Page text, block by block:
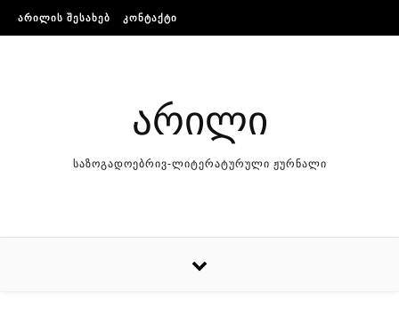
Skip to content
ᲐᲠᲘᲚᲘᲡ ᲨᲔᲡᲐᲮᲔᲑ ᲙᲝᲜᲢᲐᲥᲢᲘ
არილი
საზოგადოებრივ-ლიტერატურული ჟურნალი